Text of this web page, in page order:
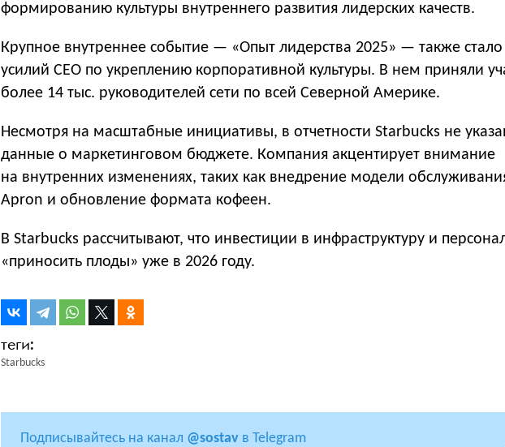
формированию культуры внутреннего развития лидерских качеств.
Крупное внутреннее событие — «Опыт лидерства 2025» — также стало
усилий СЕО по укреплению корпоративной культуры. В нем приняли
более 14 тыс. руководителей сети по всей Северной Америке.
Несмотря на масштабные инициативы, в отчетности Starbucks не
данные о маркетинговом бюджете. Компания акцентирует внимание
на внутренних изменениях, таких как внедрение модели
Apron и обновление формата кофеен.
В Starbucks рассчитывают, что инвестиции в инфраструктуру и
«приносить плоды» уже в 2026 году.
Starbucks
Подписывайтесь на канал @sostav в Telegram